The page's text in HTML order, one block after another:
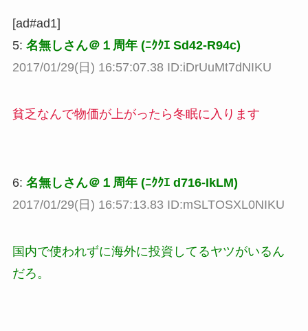
[ad#ad1]
5: 名無しさん＠１周年 (ﾆｸｸｴ Sd42-R94c)
2017/01/29(日) 16:57:07.38 ID:iDrUuMt7dNIKU
貧乏なんで物価が上がったら冬眠に入ります
6: 名無しさん＠１周年 (ﾆｸｸｴ d716-IkLM)
2017/01/29(日) 16:57:13.83 ID:mSLTOSXL0NIKU
国内で使われずに海外に投資してるヤツがいるん
だろ。